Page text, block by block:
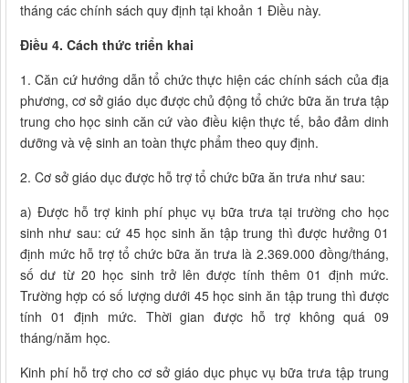
tháng các chính sách quy định tại khoản 1 Điều này.
Điều 4. Cách thức triển khai
1. Căn cứ hướng dẫn tổ chức thực hiện các chính sách của địa
phương, cơ sở giáo dục được chủ động tổ chức bữa ăn trưa tập
trung cho học sinh căn cứ vào điều kiện thực tế, bảo đảm dinh
dưỡng và vệ sinh an toàn thực phẩm theo quy định.
2. Cơ sở giáo dục được hỗ trợ tổ chức bữa ăn trưa như sau:
a) Được hỗ trợ kinh phí phục vụ bữa trưa tại trường cho học
sinh như sau: cứ 45 học sinh ăn tập trung thì được hưởng 01
định mức hỗ trợ tổ chức bữa ăn trưa là 2.369.000 đồng/tháng,
số dư từ 20 học sinh trở lên được tính thêm 01 định mức.
Trường hợp có số lượng dưới 45 học sinh ăn tập trung thì được
tính 01 định mức. Thời gian được hỗ trợ không quá 09
tháng/năm học.
Kinh phí hỗ trợ cho cơ sở giáo dục phục vụ bữa trưa tập trung